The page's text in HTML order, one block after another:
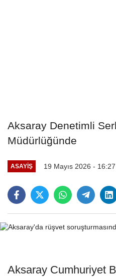
Aksaray Denetimli
Müdürlüğünde
ASAYIŞ 19 Mayıs 2026 - 16:27
Aksaray Cumhuriyet